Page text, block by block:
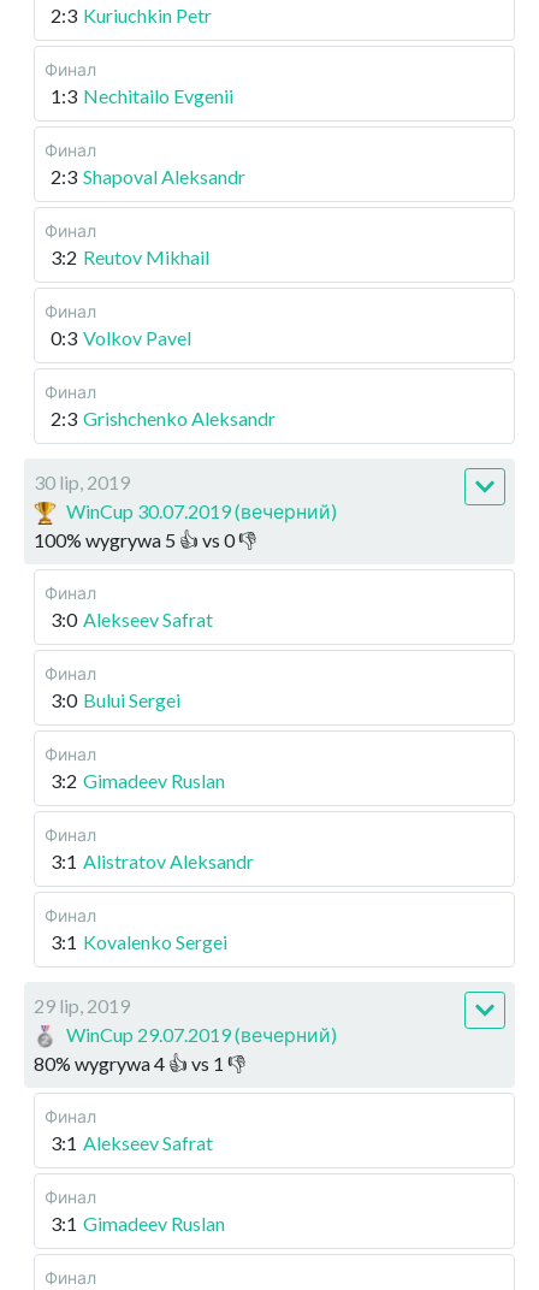
2:3 Kuriuchkin Petr
Финал
1:3 Nechitailo Evgenii
Финал
2:3 Shapoval Aleksandr
Финал
3:2 Reutov Mikhail
Финал
0:3 Volkov Pavel
Финал
2:3 Grishchenko Aleksandr
30 lip, 2019
WinCup 30.07.2019 (вечерний)
100% wygrywa 5 👍 vs 0👎
Финал
3:0 Alekseev Safrat
Финал
3:0 Bului Sergei
Финал
3:2 Gimadeev Ruslan
Финал
3:1 Alistratov Aleksandr
Финал
3:1 Kovalenko Sergei
29 lip, 2019
WinCup 29.07.2019 (вечерний)
80% wygrywa4 👍 vs 1 👎
Финал
3:1 Alekseev Safrat
Финал
3:1 Gimadeev Ruslan
Финал